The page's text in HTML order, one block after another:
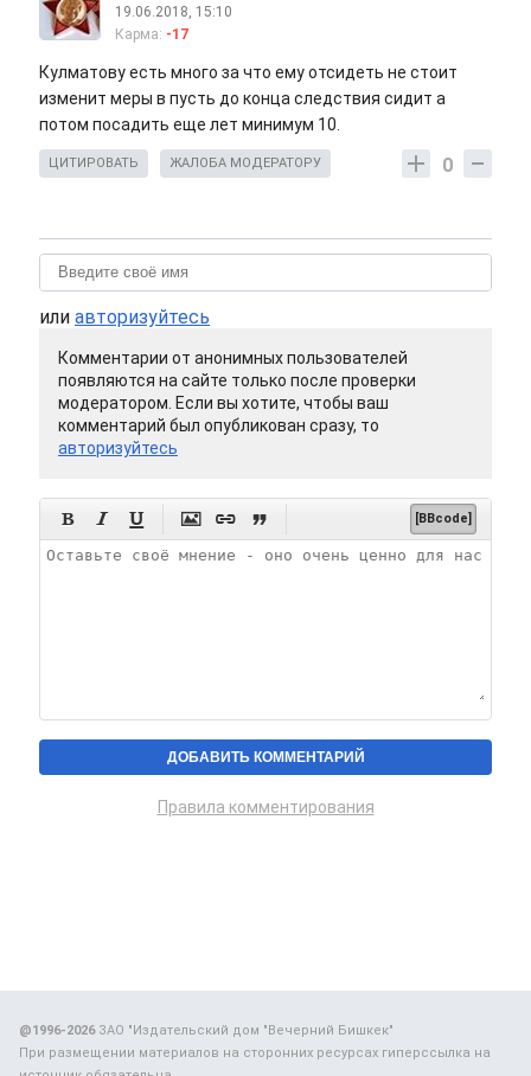
19.06.2018, 15:10
Карма: -17
Кулматову есть много за что ему отсидеть не стоит
изменит меры в пусть до конца следствия сидит а
потом посадить еще лет минимум 10.
0
ЦИТИРОВАТЬ ЖАЛОБА МОДЕРАТОРУ
или авторизуйтесь
Комментарии от анонимных пользователей
появляются на сайте только после проверки
модератором. Если вы хотите, чтобы ваш
комментарий был опубликован сразу, то
авторизуйтесь
      [BBcode]
Правила комментирования
@1996-2026ЗАО "Издательский дом "Вечерний Бишкек"
При размещении материалов на сторонних ресурсах гиперссылка на